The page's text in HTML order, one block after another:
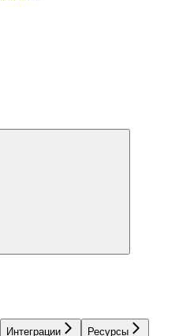
Интеграции Ресурсы